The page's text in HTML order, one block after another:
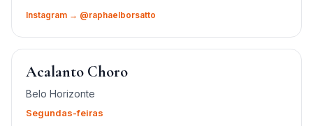
Instagram → @raphaelborsatto
Acalanto Choro
Belo Horizonte
Segundas-feiras